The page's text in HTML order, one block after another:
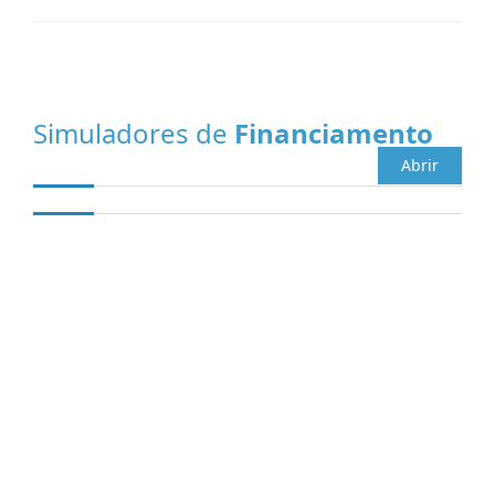
Simuladores de Financiamento
Abrir